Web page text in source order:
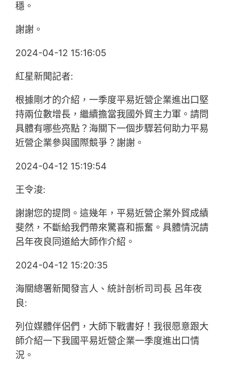
穩。
謝謝。
2024-04-12 15:16:05
紅星新聞記者:
根據剛才的介紹，一季度平易近營企業進出口堅
持兩位數增長，繼續擔當我國外貿主力軍。請問
具體有哪些亮點？海關下一個步驟若何助力平易
近營企業參與國際競爭？謝謝。
2024-04-12 15:19:54
王令浚:
謝謝您的提問。這幾年，平易近營企業外貿成績
斐然，不斷給我們帶來驚喜和振奮。具體情況請
呂年夜良同道給大師作介紹。
2024-04-12 15:20:35
海關總署新聞發言人、統計剖析司司長 呂年夜
良:
列位媒體伴侶們，大師下戰書好！我很愿意跟大
師介紹一下我國平易近營企業一季度進出口情
況。